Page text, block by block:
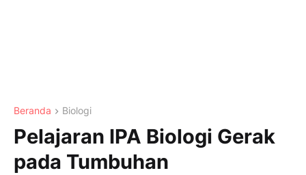
Beranda Biologi
Pelajaran IPA Biologi Gerak
pada Tumbuhan